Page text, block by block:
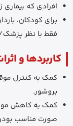
افرادی که
برای کودکان،
فقط با نظر
کاربردها و
کمک به کنترل
بروشور.
کمک به کاهش
صورت مناسب